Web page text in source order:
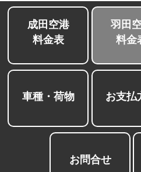
成田空港
料金表
羽田
料金
車種・荷物 お支払
お問合せ